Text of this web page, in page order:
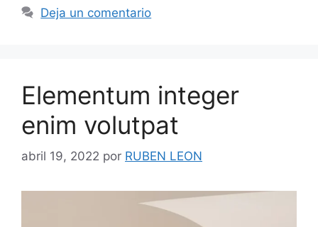
Deja un comentario
Elementum integer
enim volutpat
abril 19, 2022 por RUBEN LEON